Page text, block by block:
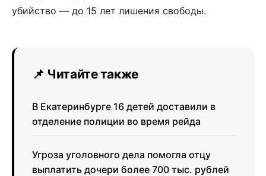
убийство — до 15 лет лишения свободы.
📌 Читайте также
В Екатеринбурге 16 детей доставили в
отделение полиции во время рейда
Угроза уголовного дела помогла отцу
выплатить дочери более 700 тыс. рублей